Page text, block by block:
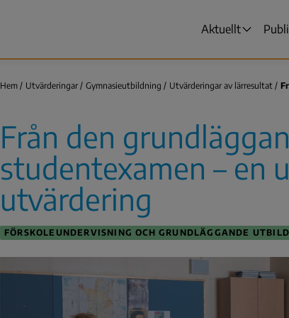
Aktuellt
Hem Utvärderingar Gymnasieutbildning Utvärderingar av lärresultat
Från den
studentexamen – en
utvärdering
FÖRSKOLEUNDERVISNING OCH GRUNDLÄGGANDE